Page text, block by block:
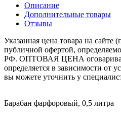
Описание
Дополнительные товары
Отзывы
Указанная цена товара на сайте
публичной офертой,
РФ. ОПТОВАЯ ЦЕНА
определяется в зависимости от
вы можете уточнить у
Барабан фарфоровый, 0,5 литра